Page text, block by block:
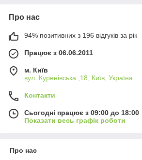
Про нас
94% позитивних з 196 відгуків за рік
Працює з 06.06.2011
м. Київ
вул. Куренівська ,18, Київ, Україна
Контакти
Сьогодні працює з 09:00 до 18:00
Показати весь графік роботи
Про нас